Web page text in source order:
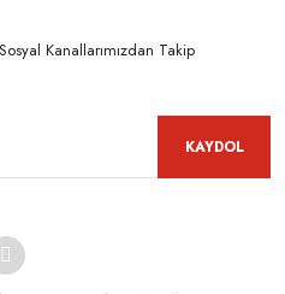
Kanallarımızdan Takip
KAYDOL